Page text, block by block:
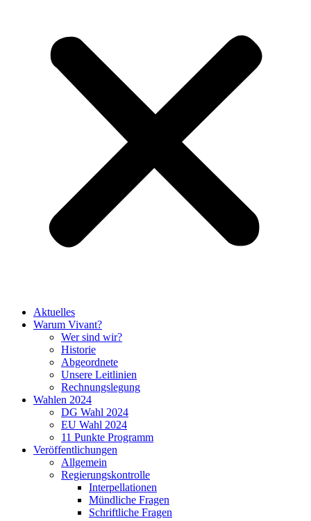
Aktuelles
Warum Vivant?
Wer sind wir?
Historie
Abgeordnete
Unsere Leitlinien
Rechnungslegung
Wahlen 2024
DG Wahl 2024
EU Wahl 2024
11 Punkte Programm
Veröffentlichungen
Allgemein
Regierungskontrolle
Interpellationen
Mündliche Fragen
Schriftliche Fragen